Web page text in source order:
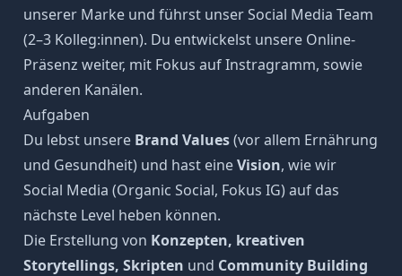
unserer Marke und führst unser Social Media Team
(2–3 Kolleg:innen). Du entwickelst unsere Online-
Präsenz weiter, mit Fokus auf Instragramm, sowie
anderen Kanälen.
Aufgaben
Du lebst unsere Brand Values(vor allem Ernährung
und Gesundheit) und hast eineVision, wie wir
Social Media (Organic Social, Fokus IG) auf das
nächste Level heben können.
Die Erstellung von Konzepten, kreativen
Storytellings, Skripten und Community Building